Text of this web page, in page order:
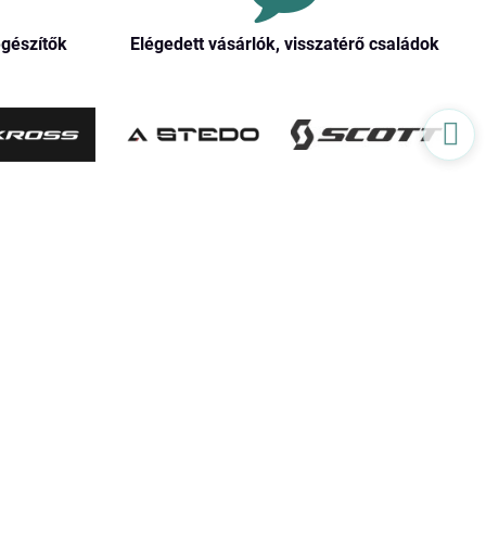
Elégedett vásárlók, visszatérő családok